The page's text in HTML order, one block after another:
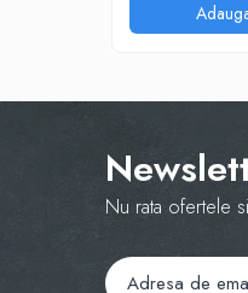
Nu rata ofertele